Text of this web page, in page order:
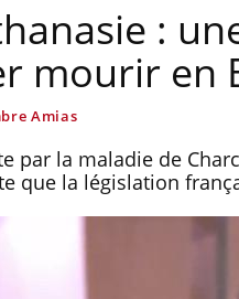
:
mourir en
Amias
par la maladie de
que la législation